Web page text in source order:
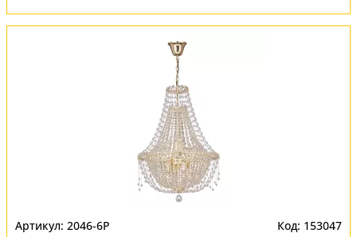
2046-6P 153047